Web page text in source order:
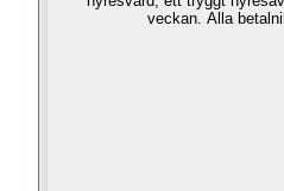
veckan. Alla